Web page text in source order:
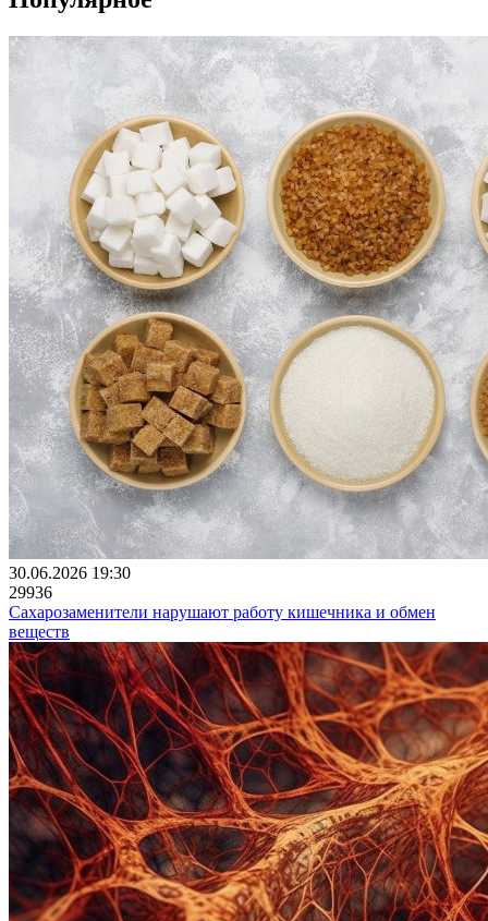
30.06.2026 19:30
29936
Сахарозаменители нарушают работу кишечника и обмен
веществ